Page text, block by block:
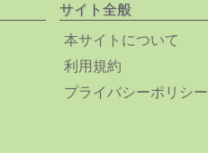
サイト全般
本サイトについて
利用規約
プライバシーポリシー